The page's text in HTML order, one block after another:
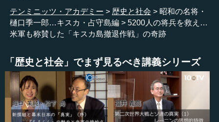
ね。
―― ちょうどハワイからいうとずっと北方のところです
早坂 要するに、日本側から見ると米軍が南から、太平洋
からバーッと攻めてくるわけですよね。そこに兵力が割か
れていくわけなのですけれど、一方で、北から入ってくる
可能性もあるということで、北の備えとしてアッツ島とキ
スカ島に兵を投入したと。実際に米軍がアリューシャン列
テンミニッツ・アカデミー
歴史と社会
昭和の名将・
樋口季一郎…キスカ・占守島編
5200人の将兵を救え…
米軍も称賛した「キスカ島撤退作戦」の奇跡
「歴史と社会」でまず見るべき講義シリーズ